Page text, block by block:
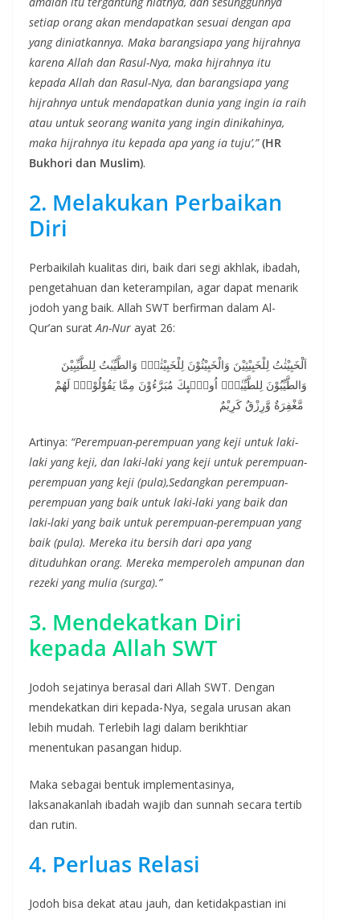
setiap orang akan mendapatkan sesuai dengan apa
yang diniatkannya. Maka barangsiapa yang hijrahnya
karena Allah dan Rasul-Nya, maka hijrahnya itu
kepada Allah dan Rasul-Nya, dan barangsiapa yang
hijrahnya untuk mendapatkan dunia yang ingin ia raih
atau untuk seorang wanita yang ingin dinikahinya,
maka hijrahnya itu kepada apa yang ia tuju’,”(HR
Bukhori dan Muslim).
2. Melakukan Perbaikan
Diri
Perbaikilah kualitas diri, baik dari segi akhlak, ibadah,
pengetahuan dan keterampilan, agar dapat menarik
jodoh yang baik. Allah SWT berfirman dalam Al-
Qur’an surat An-Nur ayat 26:
اَلْخَبِيْثٰتُ لِلْخَبِيْثِيْنَ وَالْخَبِيْثُوْنَ لِلْخَبِيْثٰتِۚ وَالطَّيِّبٰتُ لِلطَّيِّبِيْنَ
وَالطَّيِّبُوْنَ لِلطَّيِّبٰتِۚ اُولٰۤىِٕكَ مُبَرَّءُوْنَ مِمَّا يَقُوْلُوْنَۗ لَهُمْ
Artinya: “Perempuan-perempuan yang keji untuk laki-
laki yang keji, dan laki-laki yang keji untuk perempuan-
perempuan yang keji (pula),Sedangkan perempuan-
perempuan yang baik untuk laki-laki yang baik dan
laki-laki yang baik untuk perempuan-perempuan yang
baik (pula). Mereka itu bersih dari apa yang
dituduhkan orang. Mereka memperoleh ampunan dan
rezeki yang mulia (surga).”
3. Mendekatkan Diri
kepada Allah SWT
Jodoh sejatinya berasal dari Allah SWT. Dengan
mendekatkan diri kepada-Nya, segala urusan akan
lebih mudah. Terlebih lagi dalam berikhtiar
menentukan pasangan hidup.
Maka sebagai bentuk implementasinya,
laksanakanlah ibadah wajib dan sunnah secara tertib
dan rutin.
4. Perluas Relasi
Jodoh bisa dekat atau jauh, dan ketidakpastian ini